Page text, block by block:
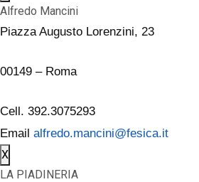
Alfredo Mancini
Piazza Augusto Lorenzini, 23
00149 – Roma
Cell. 392.3075293
Email alfredo.mancini@fesica.it
X
LA PIADINERIA